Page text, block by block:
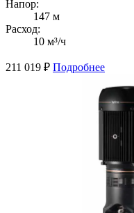
Напор:
147 м
Расход:
10 м³/ч
211 019 ₽ Подробнее